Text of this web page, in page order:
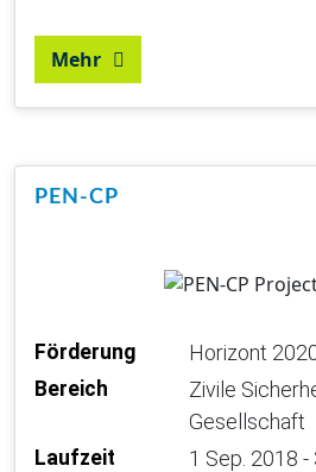
Mehr
PEN-CP
Förderung Horizont
Bereich
Zivile
Gesellschaft
Laufzeit 1 Sep. 2018